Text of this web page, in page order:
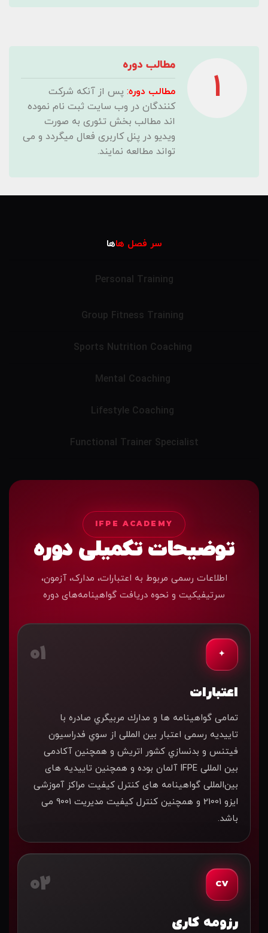
1
مطالب دوره
مطالب دوره: پس از آنکه شرکت
کنندگان در وب سایت ثبت نام نموده
اند مطالب بخش تئوری به صورت
ویدیو در پنل کاربری فعال میگردد و می
تواند مطالعه نمایند.
سر فصل هاها
Personal Training
Functional Trainer Specialist
IFPE ACADEMY
توضیحات تکمیلی دوره
اطلاعات رسمی مربوط به اعتبارات، مدارک، آزمون،
سرتیفیکیت و نحوه دریافت گواهینامه‌های دوره
✦
01
اعتبارات
تمامی گواهینامه ها و مدارك مربیگري صادره با
تاییدیه رسمی اعتبار بین المللی از سوي فدراسیون
فیتنس و بدنسازي کشور اتریش و همچنین آکادمى
بین المللى IFPE آلمان بوده و همچنین تاییدیه‌ های
بین‌المللی گواهینامه‌ های کنترل کیفیت مراکز آموزشی
ایزو 21001 و همچنین کنترل کیفیت مدیریت 9001 می
باشد.
CV
02
رزومه کاری